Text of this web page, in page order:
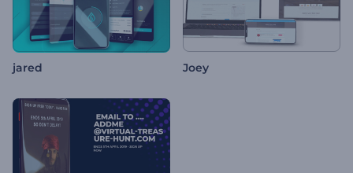
jared Joey